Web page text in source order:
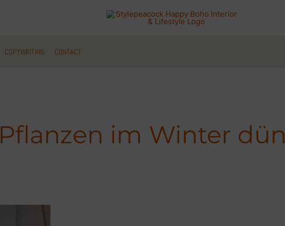
COPYWRITING CONTACT
Pflanzen im Winter